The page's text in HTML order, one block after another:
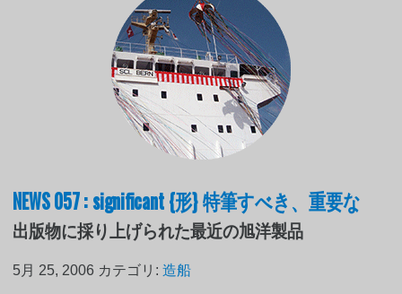
NEWS 057 : significant {形} 特筆すべき、重要な
出版物に採り上げられた最近の旭洋製品
5月 25, 2006 カテゴリ:造船